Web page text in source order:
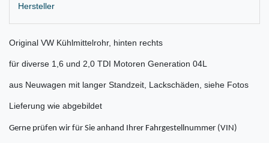
Hersteller
Original VW Kühlmittelrohr, hinten rechts
für diverse 1,6 und 2,0 TDI Motoren Generation 04L
aus Neuwagen mit langer Standzeit, Lackschäden, siehe Fotos
Lieferung wie abgebildet
Gerne prüfen wir für Sie anhand Ihrer Fahrgestellnummer (VIN)